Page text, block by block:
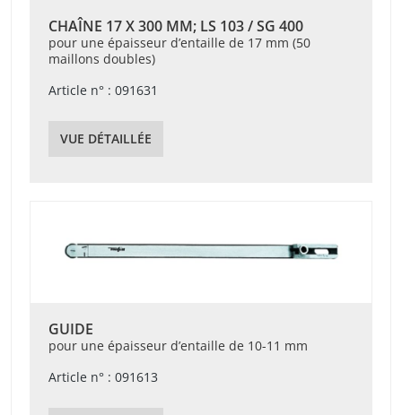
CHAÎNE 17 X 300 MM; LS 103 / SG 400
pour une épaisseur d’entaille de 17 mm (50
maillons doubles)
Article n° : 091631
VUE DÉTAILLÉE
GUIDE
pour une épaisseur d’entaille de 10-11 mm
Article n° : 091613